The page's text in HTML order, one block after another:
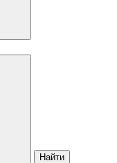
Найти